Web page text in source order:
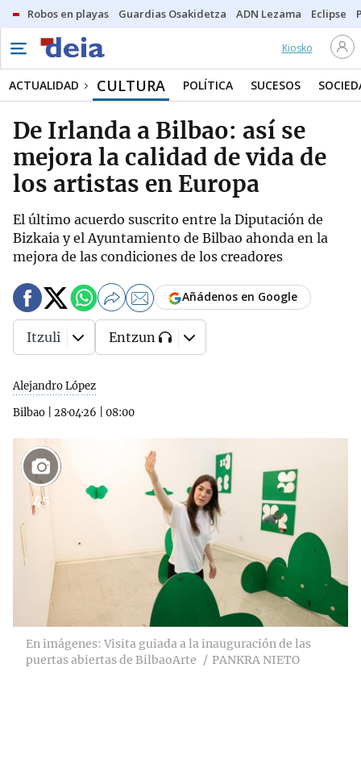
Robos en playas Guardias Osakidetza ADN Lezama Eclipse
Kiosko
ACTUALIDAD CULTURA POLÍTICA SUCESOS
De Irlanda a Bilbao: así se
mejora la calidad de vida de
los artistas en Europa
El último acuerdo suscrito entre la Diputación de
Bizkaia y el Ayuntamiento de Bilbao ahonda en la
mejora de las condiciones de los creadores
Alejandro López
Bilbao
28·04·26 08:00
Añádenos en Google
Itzuli Entzun
45
En imágenes: Visita guiada a la inauguración de las
puertas abiertas de BilbaoArte
PANKRA NIETO